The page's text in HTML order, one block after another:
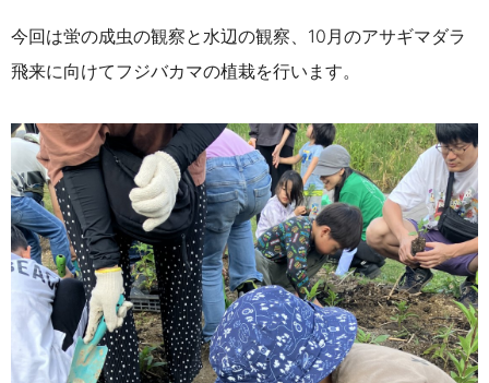
今回は蛍の成虫の観察と水辺の観察、10月のアサギマダラ
飛来に向けてフジバカマの植栽を行います。